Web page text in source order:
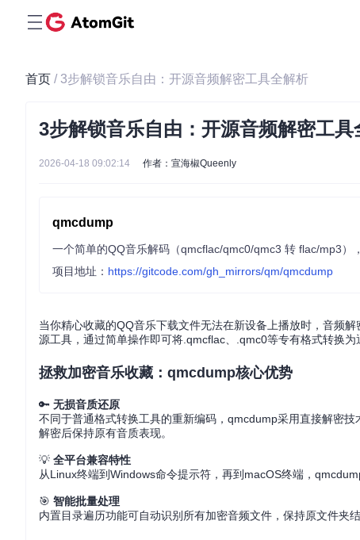
首页 / 3步解锁音乐自由：开源音频解密工具全解析
3步解锁音乐自由：开源音频解密工具
2026-04-18 09:02:14 作者：宣海椒Queenly
qmcdump
一个简单的QQ音乐解码（qmcflac/qmc0/qmc3 转 flac/mp3）
项目地址： https://gitcode.com/gh_mirrors/qm/qmcdump
当你精心收藏的QQ音乐下载文件无法在新设备上播放时，音频
源工具，通过简单操作即可将.qmcflac、.qmc0等专有格式转换为
拯救加密音乐收藏：qmcdump核心优势
🔑 无损音质还原
不同于普通格式转换工具的重新编码，qmcdump采用直接解密
解密后保持原有音质表现。
💡 全平台兼容特性
从Linux终端到Windows命令提示符，再到macOS终端，
🎯 智能批量处理
内置目录遍历功能可自动识别所有加密音频文件，保持原文件夹